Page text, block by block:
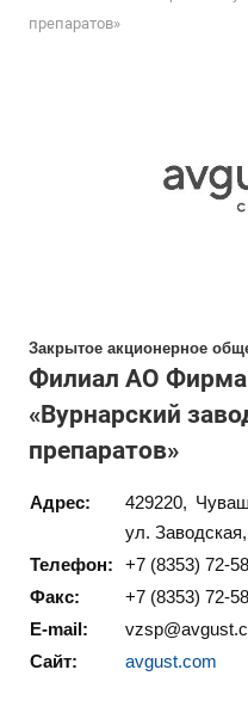
препаратов»
Закрытое акционерное
Филиал АО Фирма
«Вурнарский
препаратов»
Адрес:
429220,
ул.
Телефон:
+7 (8353) 72-
Факс:
+7 (8353) 72-
E-mail:
Сайт:
avgust.com